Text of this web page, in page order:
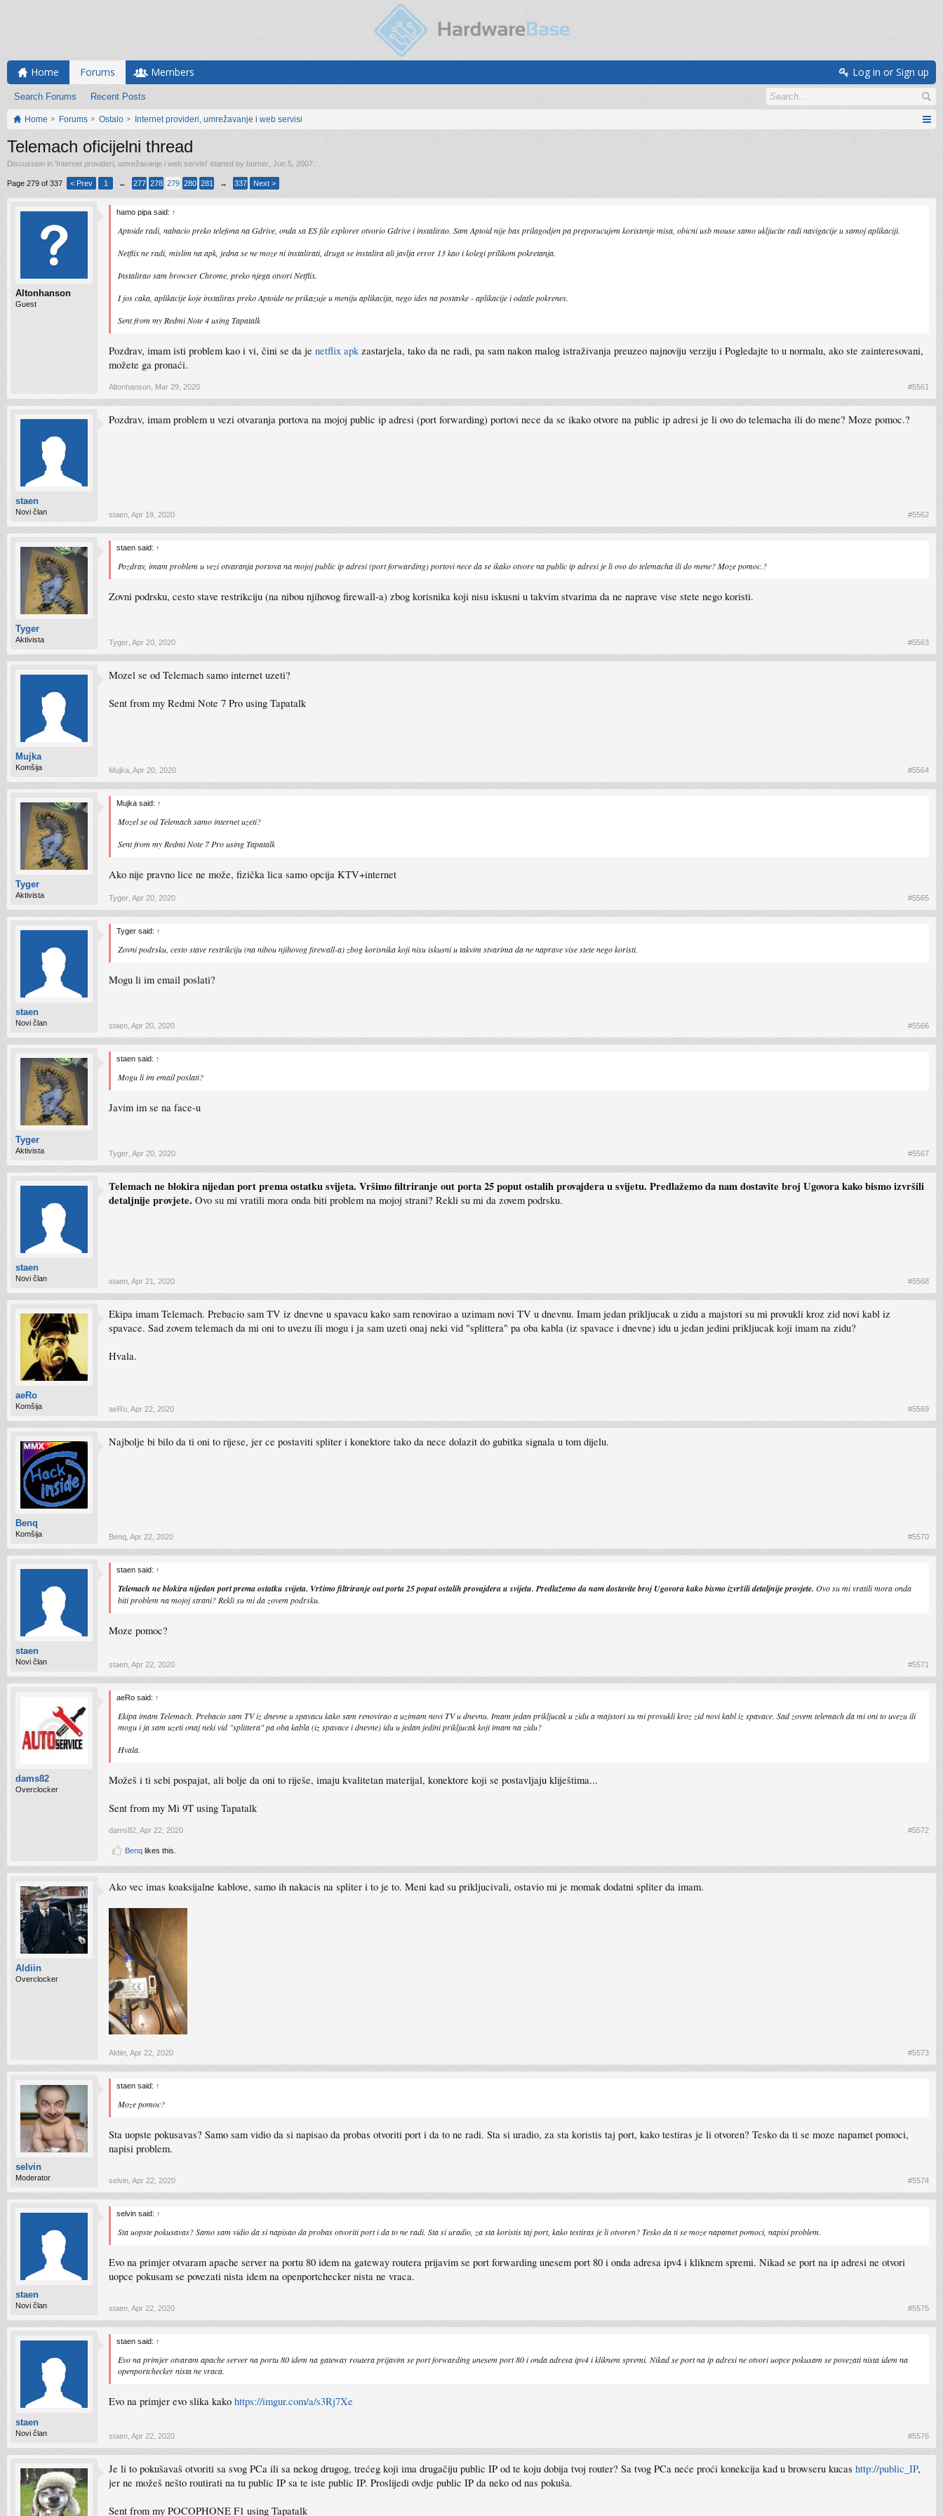
Home Forums
Search Forums Recent Posts
Members Log in or Sign up
Home Forums Ostalo Internet provideri, umrežavanje i web servisi
Telemach oficijelni thread
Discussion in 'Internet provideri, umrežavanje i web servisi' started by burner Jun 5, 2007
Page 279 of 337 < Prev 1 ← 277 278 279 280 281 → 337 Next >
Altonhanson
Guest
hamo pipa said: ↑
Aptoide radi, nabacio preko telefona na Gdrive, onda sa ES file explorer otvorio Gdrive i instalirao. Sam Aptoid nije bas prilagodjen pa preporucujem koristenje misa, obicni usb mouse samo ukljucite radi navigacije u samoj aplikaciji.
Netflix ne radi, mislim na apk, jedna se ne moze ni instalirati, druga se instalira ali javlja error 13 kao i kolegi prilikom pokretanja.
Instalirao sam browser Chrome, preko njega otvori Netflix.
I jos caka, aplikacije koje instaliras preko Aptoide ne prikazuje u meniju aplikacija, nego ides na postavke - aplikacije i odatle pokrenes.
Sent from my Redmi Note 4 using Tapatalk
Pozdrav, imam isti problem kao i vi, čini se da je netflix apk zastarjela, tako da ne radi, pa sam nakon malog istraživanja preuzeo najnoviju verziju i Pogledajte to u normalu, ako ste zainteresovani,
možete ga pronaći.
Altonhanson Mar 29, 2020 #5561
staen
Novi član
Pozdrav, imam problem u vezi otvaranja portova na mojoj public ip adresi (port forwarding) portovi nece da se ikako otvore na public ip adresi je li ovo do telemacha ili do mene? Moze pomoc.?
staen Apr 19, 2020 #5562
Tyger
Aktivista
staen said: ↑
Pozdrav, imam problem u vezi otvaranja portova na mojoj public ip adresi (port forwarding) portovi nece da se ikako otvore na public ip adresi je li ovo do telemacha ili do mene? Moze pomoc.?
Zovni podrsku, cesto stave restrikciju (na nibou njihovog firewall-a) zbog korisnika koji nisu iskusni u takvim stvarima da ne naprave vise stete nego koristi.
Tyger Apr 20, 2020 #5563
Mujka
Komšija
Mozel se od Telemach samo internet uzeti?
Sent from my Redmi Note 7 Pro using Tapatalk
Mujka Apr 20, 2020 #5564
Tyger
Aktivista
Mujka said: ↑
Mozel se od Telemach samo internet uzeti?
Sent from my Redmi Note 7 Pro using Tapatalk
Ako nije pravno lice ne može, fizička lica samo opcija KTV+internet
Tyger Apr 20, 2020 #5565
staen
Novi član
Tyger said: ↑
Zovni podrsku, cesto stave restrikciju (na nibou njihovog firewall-a) zbog korisnika koji nisu iskusni u takvim stvarima da ne naprave vise stete nego koristi.
Mogu li im email poslati?
staen Apr 20, 2020 #5566
Tyger
Aktivista
staen said: ↑
Mogu li im email poslati?
Javim im se na face-u
Tyger Apr 20, 2020 #5567
staen
Novi član
Telemach ne blokira nijedan port prema ostatku svijeta. Vršimo filtriranje out porta 25 poput ostalih provajdera u svijetu. Predlažemo da nam dostavite broj Ugovora kako bismo izvršili
detaljnije provjete. Ovo su mi vratili mora onda biti problem na mojoj strani? Rekli su mi da zovem podrsku.
staen Apr 21, 2020 #5568
aeRo
Komšija
Ekipa imam Telemach. Prebacio sam TV iz dnevne u spavacu kako sam renovirao a uzimam novi TV u dnevnu. Imam jedan prikljucak u zidu a majstori su mi provukli kroz zid novi kabl iz
spavace. Sad zovem telemach da mi oni to uvezu ili mogu i ja sam uzeti onaj neki vid "splittera" pa oba kabla (iz spavace i dnevne) idu u jedan jedini prikljucak koji imam na zidu?
Hvala.
aeRo Apr 22, 2020 #5569
Benq
Komšija
Najbolje bi bilo da ti oni to rijese, jer ce postaviti spliter i konektore tako da nece dolazit do gubitka signala u tom dijelu.
Benq Apr 22, 2020 #5570
staen
Novi član
staen said: ↑
Telemach ne blokira nijedan port prema ostatku svijeta. Vršimo filtriranje out porta 25 poput ostalih provajdera u svijetu. Predlažemo da nam dostavite broj Ugovora kako bismo izvršili detaljnije provjete. Ovo su mi vratili mora onda
biti problem na mojoj strani? Rekli su mi da zovem podrsku.
Moze pomoc?
staen Apr 22, 2020 #5571
dams82
Overclocker
aeRo said: ↑
Ekipa imam Telemach. Prebacio sam TV iz dnevne u spavacu kako sam renovirao a uzimam novi TV u dnevnu. Imam jedan prikljucak u zidu a majstori su mi provukli kroz zid novi kabl iz spavace. Sad zovem telemach da mi oni to uvezu ili
mogu i ja sam uzeti onaj neki vid "splittera" pa oba kabla (iz spavace i dnevne) idu u jedan jedini prikljucak koji imam na zidu?
Hvala.
Možeš i ti sebi pospajat, ali bolje da oni to riješe, imaju kvalitetan materijal, konektore koji se postavljaju kliještima...
Sent from my Mi 9T using Tapatalk
dams82 Apr 22, 2020 #5572
Benq likes this.
Aldiin
Overclocker
Ako vec imas koaksijalne kablove, samo ih nakacis na spliter i to je to. Meni kad su prikljucivali, ostavio mi je momak dodatni spliter da imam.
Aldiin Apr 22, 2020 #5573
selvin
Moderator
staen said: ↑
Moze pomoc?
Sta uopste pokusavas? Samo sam vidio da si napisao da probas otvoriti port i da to ne radi. Sta si uradio, za sta koristis taj port, kako testiras je li otvoren? Tesko da ti se moze napamet pomoci,
napisi problem.
selvin Apr 22, 2020 #5574
staen
Novi član
selvin said: ↑
Sta uopste pokusavas? Samo sam vidio da si napisao da probas otvoriti port i da to ne radi. Sta si uradio, za sta koristis taj port, kako testiras je li otvoren? Tesko da ti se moze napamet pomoci, napisi problem.
Evo na primjer otvaram apache server na portu 80 idem na gateway routera prijavim se port forwarding unesem port 80 i onda adresa ipv4 i kliknem spremi. Nikad se port na ip adresi ne otvori
uopce pokusam se povezati nista idem na openportchecker nista ne vraca.
staen Apr 22, 2020 #5575
staen
Novi član
staen said: ↑
Evo na primjer otvaram apache server na portu 80 idem na gateway routera prijavim se port forwarding unesem port 80 i onda adresa ipv4 i kliknem spremi. Nikad se port na ip adresi ne otvori uopce pokusam se povezati nista idem na
openportchecker nista ne vraca.
Evo na primjer evo slika kako https://imgur.com/a/s3Rj7Xe
staen Apr 22, 2020 #5576
Je li to pokušavaš otvoriti sa svog PCa ili sa nekog drugog, trećeg koji ima drugačiju public IP od te koju dobija tvoj router? Sa tvog PCa neće proći konekcija kad u browseru kucas http://public_IP,
jer ne možeš nešto routirati na tu public IP sa te iste public IP. Proslijedi ovdje public IP da neko od nas pokuša.
Sent from my POCOPHONE F1 using Tapatalk